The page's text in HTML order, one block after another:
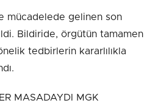
mücadelede gelinen son
Bildiride, örgütün tamamen
tedbirlerin kararlılıkla
MASADAYDI MGK